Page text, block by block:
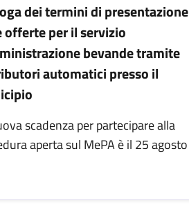
dei termini di presentazione
offerte per il servizio
bevande tramite
automatici presso il
scadenza per partecipare alla
aperta sul MePA è il 25 agosto